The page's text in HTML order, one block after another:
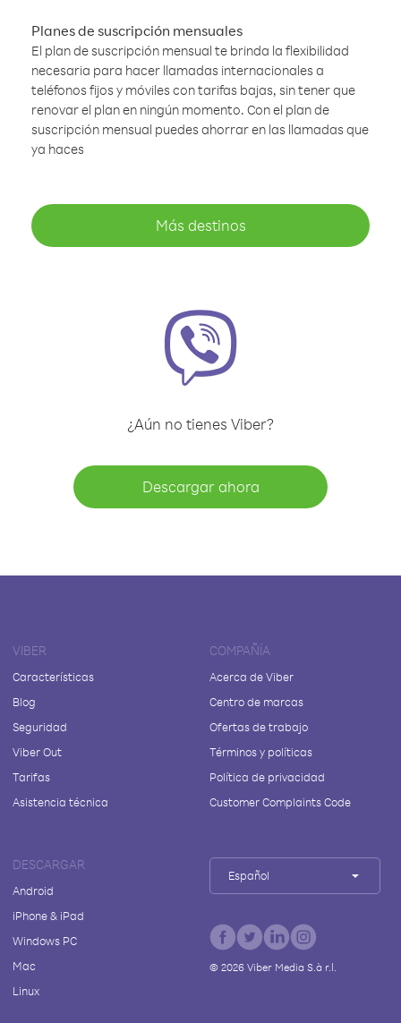
Planes de suscripción mensuales
El plan de suscripción mensual te brinda la flexibilidad
necesaria para hacer llamadas internacionales a
teléfonos fijos y móviles con tarifas bajas, sin tener que
renovar el plan en ningún momento. Con el plan de
suscripción mensual puedes ahorrar en las llamadas que
ya haces
Más destinos
¿Aún no tienes Viber?
Descargar ahora
VIBER
Características
Blog
Seguridad
Viber Out
Tarifas
Asistencia técnica
COMPAÑÍA
Acerca de Viber
Centro de marcas
Ofertas de trabajo
Términos y políticas
Política de privacidad
Customer Complaints Code
DESCARGAR
Android
iPhone & iPad
Windows PC
Mac
Linux
Español
© 2026Viber Media S.à r.l.